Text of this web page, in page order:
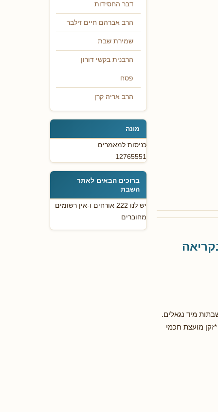
מיד נגאלים.
מועצת חכמי
דבר החסידות
הרב אברהם חיים זילבר
שמירת שבת
הרבנית בקשי דורון
פסח
הרב אריה קרן
מונה
כניסות למאמרים
12765551
ברוכים הבאים לאתר
השבת
יש לנו 222 אורחים ו-אין רשומים
מחוברים